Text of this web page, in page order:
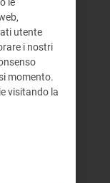
al
e
di
legali
nulla
utente
i nostri
momento.
visitando la